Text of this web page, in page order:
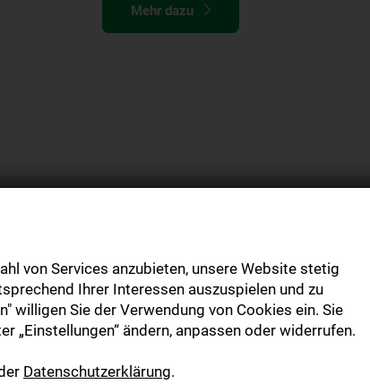
Mehr dazu
E-Paper –
Alle Informationen zur E-
von Services anzubieten, unsere Website stetig
Ihrer Interessen auszuspielen und zu
willigen Sie der Verwendung von Cookies ein. Sie
„Einstellungen“ ändern, anpassen oder widerrufen.
Datenschutzerklärung.